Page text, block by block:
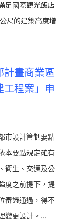
足國際觀光飯店
尺的建築高度增
計畫商業區
工程案」申
市設計管制要點
本要點規定確有
衛生、交通及公
度之前提下，提
審議通過，得不
變更設計。 ...